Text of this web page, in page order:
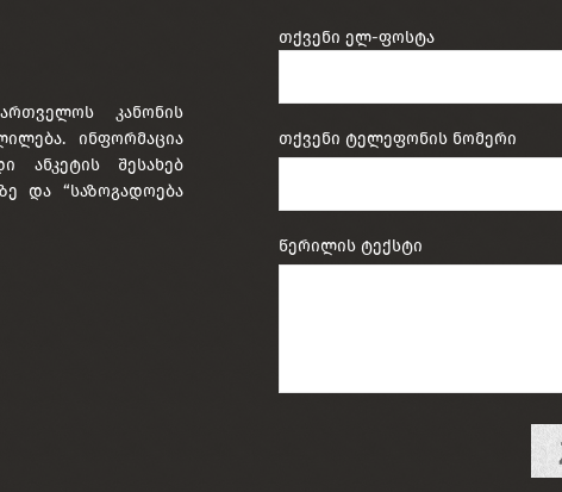
კანონის
ინფორმაცია
ანკეტის შესახებ
და “საზოგადოება
თქვენი ელ-ფოსტა
თქვენი ტელეფონის ნომერი
წერილის ტექსტი